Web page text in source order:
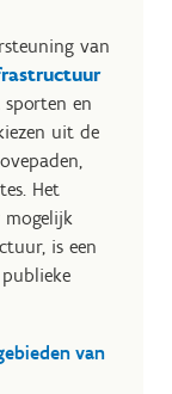
van
en
uit de
Het
is een
van